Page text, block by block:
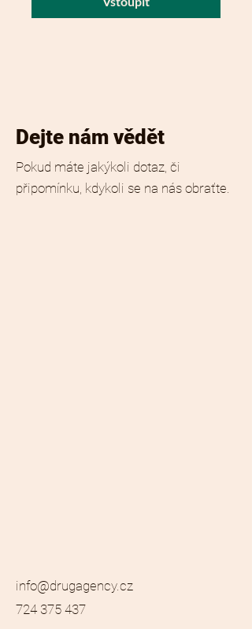
Dejte nám vědět
Pokud máte jakýkoli dotaz, či
připomínku, kdykoli se na nás obraťte.
info@drugagency.cz
724 375 437